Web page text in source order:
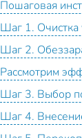
Пошаговая
Шаг 1. Очистка
Шаг 2.
Рассмотрим
Шаг 3. Выбор
Шаг 4.